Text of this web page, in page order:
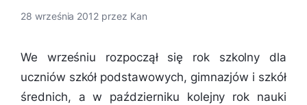
28 września 2012 przez Kan
We wrześniu rozpoczął się rok szkolny dla
uczniów szkół podstawowych, gimnazjów i szkół
średnich, a w październiku kolejny rok nauki